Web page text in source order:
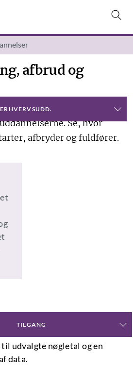
afbrud og
ERHVERVSUDD.
Se, hvor
afbryder og fuldfører.
til udvalgte nøgletal og en
data.
TILGANG